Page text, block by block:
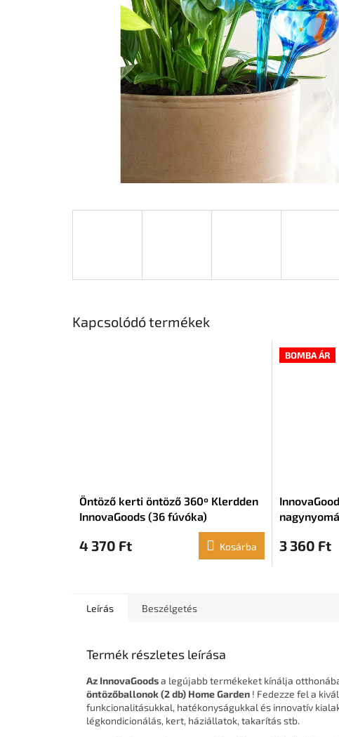
Kapcsolódó termékek
Öntöző kerti öntöző 360º Klerdden
InnovaGoods (36 fúvóka)
4 370 Ft Kosárba
BOMBA ÁR
3 360 Ft
Leírás Beszélgetés
Termék részletes leírása
Az InnovaGoodsa legújabb termékeket kínálja
öntözőballonok (2 db) Home Garden ! Fedezze fel a
funkcionalitásukkal, hatékonyságukkal és innovatív
légkondicionálás, kert, háziállatok, takarítás stb.